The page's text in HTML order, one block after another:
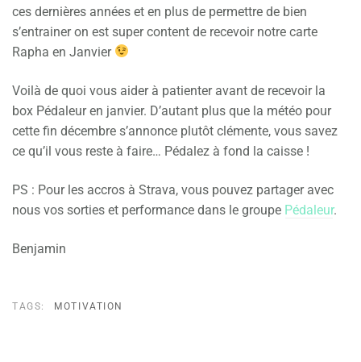
ces dernières années et en plus de permettre de bien
s’entrainer on est super content de recevoir notre carte
Rapha en Janvier
Voilà de quoi vous aider à patienter avant de recevoir la
box Pédaleur en janvier. D’autant plus que la météo pour
cette fin décembre s’annonce plutôt clémente, vous savez
ce qu’il vous reste à faire… Pédalez à fond la caisse !
PS : Pour les accros à Strava, vous pouvez partager avec
nous vos sorties et performance dans le groupe Pédaleur.
Benjamin
TAGS: MOTIVATION